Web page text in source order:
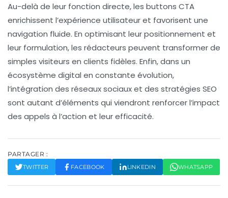
Au-delà de leur fonction directe, les buttons CTA
enrichissent l’expérience utilisateur et favorisent une
navigation fluide. En optimisant leur positionnement et
leur formulation, les rédacteurs peuvent transformer de
simples visiteurs en clients fidèles. Enfin, dans un
écosystème digital en constante évolution,
l’intégration des réseaux sociaux et des stratégies SEO
sont autant d’éléments qui viendront renforcer l’impact
des appels à l’action et leur efficacité.
PARTAGER :
TWITTER FACEBOOK LINKEDIN WHATSAPP